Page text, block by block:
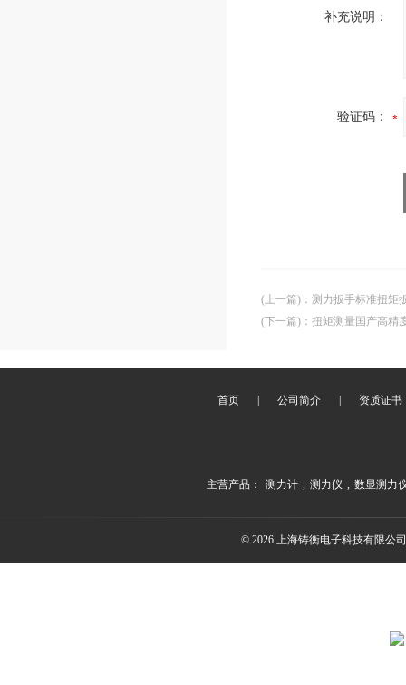
补充说明：
验证码：
(上一篇) ： 测力扳手标准扭矩
(下一篇) ： 扭矩测量国产高精
首页 公司简介 资质证书
主营产品： 测力计 , 测力仪 , 数显测力
© 2026 上海铸衡电子科技有限公